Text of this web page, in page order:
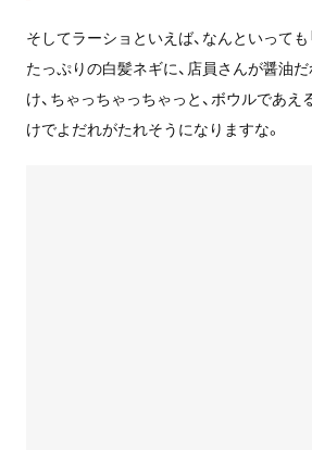
そしてラーショといえば、なんといっても
たっぷりの白髪ネギに、店員さんが醤油
け、ちゃっちゃっちゃっと、ボウルであ
けでよだれがたれそうになりますな。